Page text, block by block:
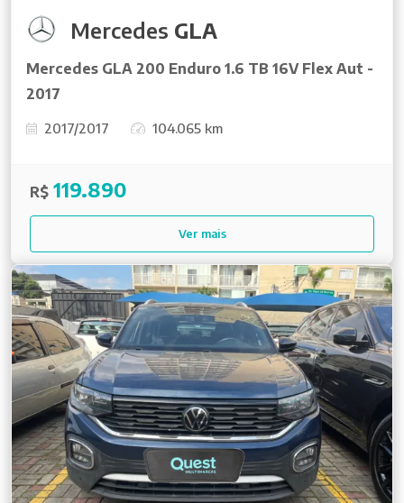
Mercedes GLA
Mercedes GLA 200 Enduro 1.6 TB 16V Flex Aut -
2017
2017/2017 104.065 km
R$ 119.890
Ver mais